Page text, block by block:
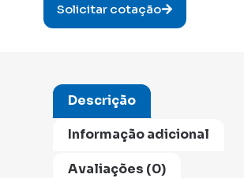
Solicitar cotação
Descrição
Informação adicional
Avaliações (0)